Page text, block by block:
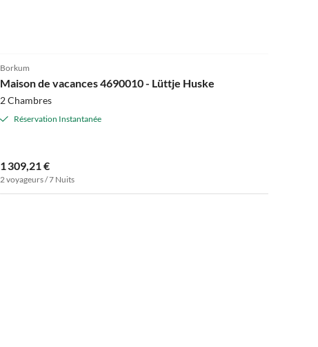
Borkum
Maison de vacances 4690010 - Lüttje Huske
2 Chambres
Réservation Instantanée
1 309,21 €
2 voyageurs / 7 Nuits